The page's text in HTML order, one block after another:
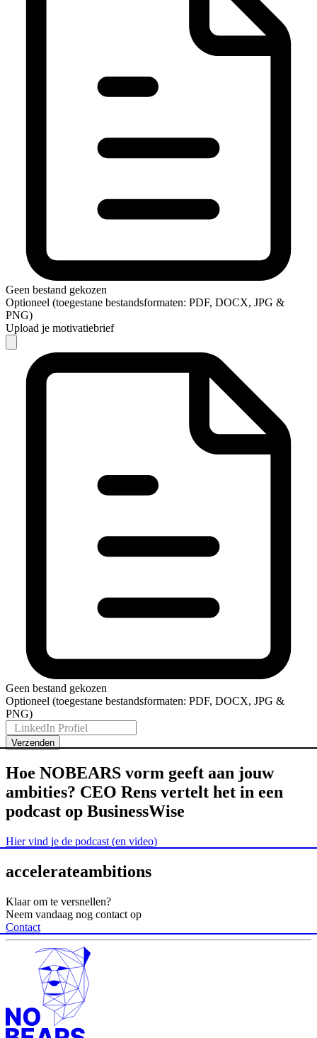
Geen bestand gekozen
Optioneel (toegestane bestandsformaten: PDF, DOCX, JPG &
PNG)
Upload je motivatiebrief
Geen bestand gekozen
Optioneel (toegestane bestandsformaten: PDF, DOCX, JPG &
PNG)
LinkedIn Profiel
Verzenden
Hoe NOBEARS vorm geeft aan jouw
ambities? CEO Rens vertelt het in een
podcast op BusinessWise
Hier vind je de podcast (en video)
accelerateambitions
Klaar om te versnellen?
Neem vandaag nog contact op
Contact